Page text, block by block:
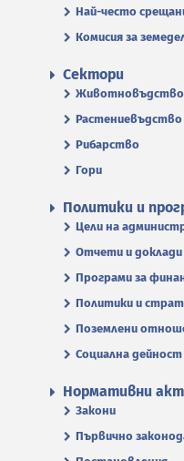
Най-често
Комисия за
Сектори
Животновъдство
Растениевъдство
Рибарство
Гори
Политики и
Цели на
Отчети и доклади
Програми за
Политики и
Поземлени
Социална дейност
Нормативни
Закони
Първично